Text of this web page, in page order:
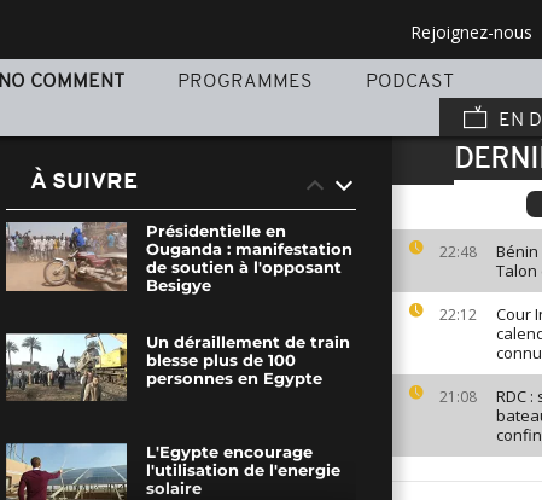
Rejoignez-nous
NO COMMENT PROGRAMMES
PODCAST
EN
22:48
Talon
22:12
Cour
connu
21:08
RDC
À SUIVRE
Présidentielle en
Ouganda : manifestation
de soutien à l'opposant
Besigye
Un déraillement de train
blesse plus de 100
personnes en Egypte
L'Egypte encourage
l'utilisation de l'energie
solaire